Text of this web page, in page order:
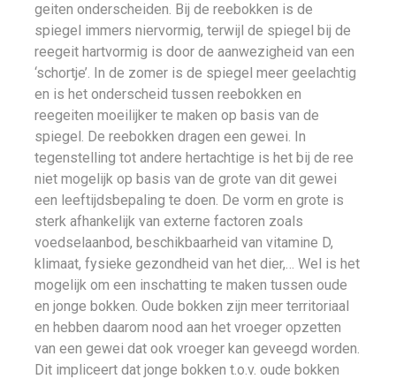
geiten onderscheiden. Bij de reebokken is de
spiegel immers niervormig, terwijl de spiegel bij de
reegeit hartvormig is door de aanwezigheid van een
‘schortje’. In de zomer is de spiegel meer geelachtig
en is het onderscheid tussen reebokken en
reegeiten moeilijker te maken op basis van de
spiegel. De reebokken dragen een gewei. In
tegenstelling tot andere hertachtige is het bij de ree
niet mogelijk op basis van de grote van dit gewei
een leeftijdsbepaling te doen. De vorm en grote is
sterk afhankelijk van externe factoren zoals
voedselaanbod, beschikbaarheid van vitamine D,
klimaat, fysieke gezondheid van het dier,… Wel is het
mogelijk om een inschatting te maken tussen oude
en jonge bokken. Oude bokken zijn meer territoriaal
en hebben daarom nood aan het vroeger opzetten
van een gewei dat ook vroeger kan geveegd worden.
Dit impliceert dat jonge bokken t.o.v. oude bokken